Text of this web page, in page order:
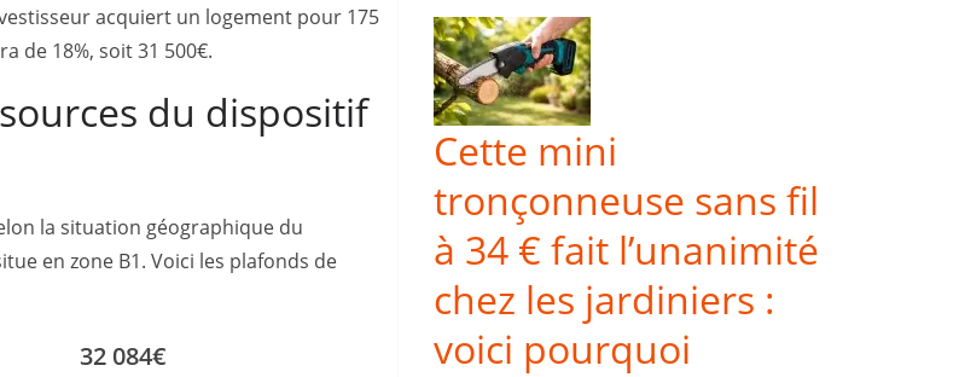
acquiert un logement pour 175
de 18%, soit 31 500€.
du dispositif
la situation géographique du
en zone B1. Voici les plafonds de
32 084€
Cette mini
tronçonneuse sans fil
à 34 € fait l’unanimité
chez les jardiniers :
voici pourquoi